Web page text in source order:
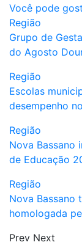
Você pode
Região
Grupo de
do Agosto
Região
Escolas
desempenho
Região
Nova Bassano
de Educação
Região
Nova Bassano
homologada
Prev Next